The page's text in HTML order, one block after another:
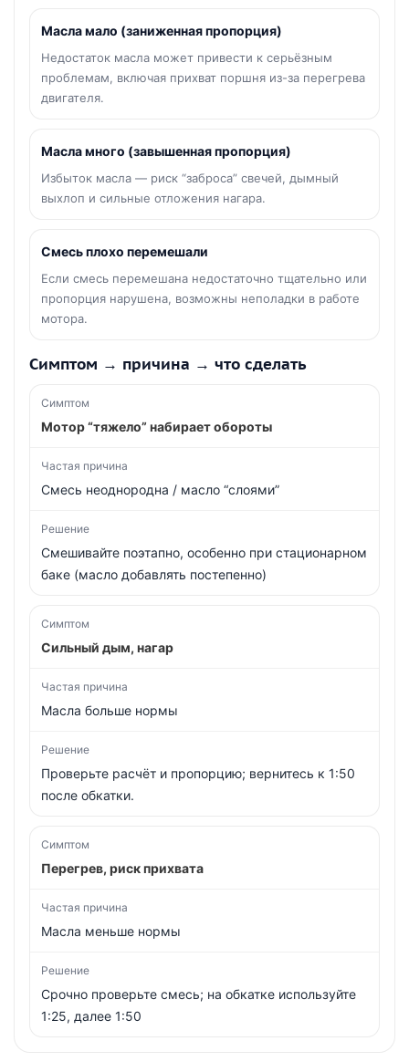
Масла мало (заниженная пропорция)
Недостаток масла может привести к серьёзным
проблемам, включая прихват поршня из-за перегрева
двигателя.
Масла много (завышенная пропорция)
Избыток масла — риск “заброса” свечей, дымный
выхлоп и сильные отложения нагара.
Смесь плохо перемешали
Если смесь перемешана недостаточно тщательно или
пропорция нарушена, возможны неполадки в работе
мотора.
Симптом → причина → что сделать
Мотор “тяжело” набирает обороты
Смесь неоднородна / масло “слоями”
Смешивайте поэтапно, особенно при стационарном
баке (масло добавлять постепенно)
Сильный дым, нагар
Масла больше нормы
Проверьте расчёт и пропорцию; вернитесь к 1:50
после обкатки.
Перегрев, риск прихвата
Масла меньше нормы
Срочно проверьте смесь; на обкатке используйте
1:25, далее 1:50